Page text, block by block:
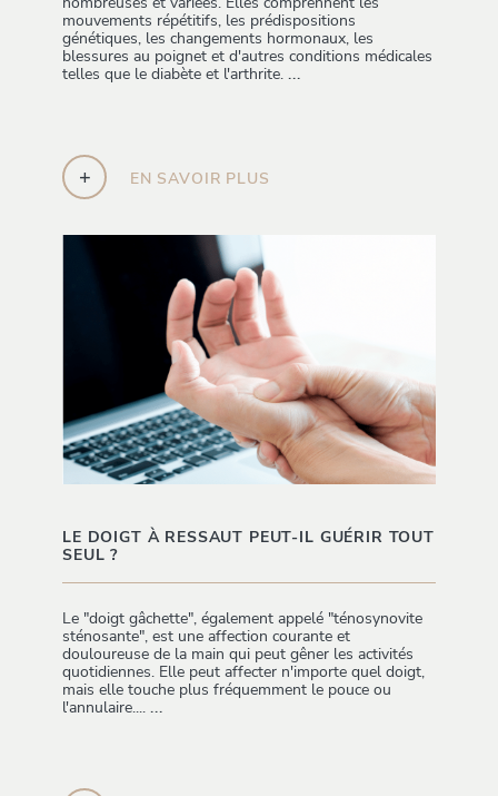
mouvements répétitifs, les prédispositions
génétiques, les changements hormonaux, les
blessures au poignet et d'autres conditions médicales
telles que le diabète et l'arthrite. ...
+ EN SAVOIR PLUS
LE DOIGT À RESSAUT PEUT-IL GUÉRIR TOUT
SEUL ?
Le "doigt gâchette", également appelé "ténosynovite
sténosante", est une affection courante et
douloureuse de la main qui peut gêner les activités
quotidiennes. Elle peut affecter n'importe quel doigt,
mais elle touche plus fréquemment le pouce ou
l'annulaire.... ...